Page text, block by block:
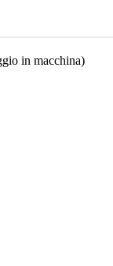
in macchina)